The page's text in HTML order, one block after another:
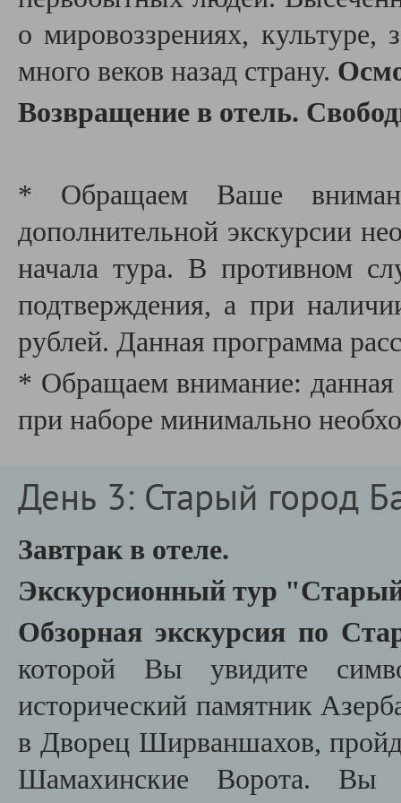
о мировоззрениях, культуре,
много веков назад страну.
Возвращение в отель.
* Обращаем Ваше
дополнительной экскурсии
начала тура. В противном
подтверждения, а при
рублей. Данная программа
* Обращаем внимание: данная
при наборе минимально
День 3: Старый город
Завтрак в отеле.
Экскурсионный тур
Обзорная экскурсия по
которой Вы увидите
исторический памятник
в Дворец Ширваншахов,
Шамахинские Ворота. Вы